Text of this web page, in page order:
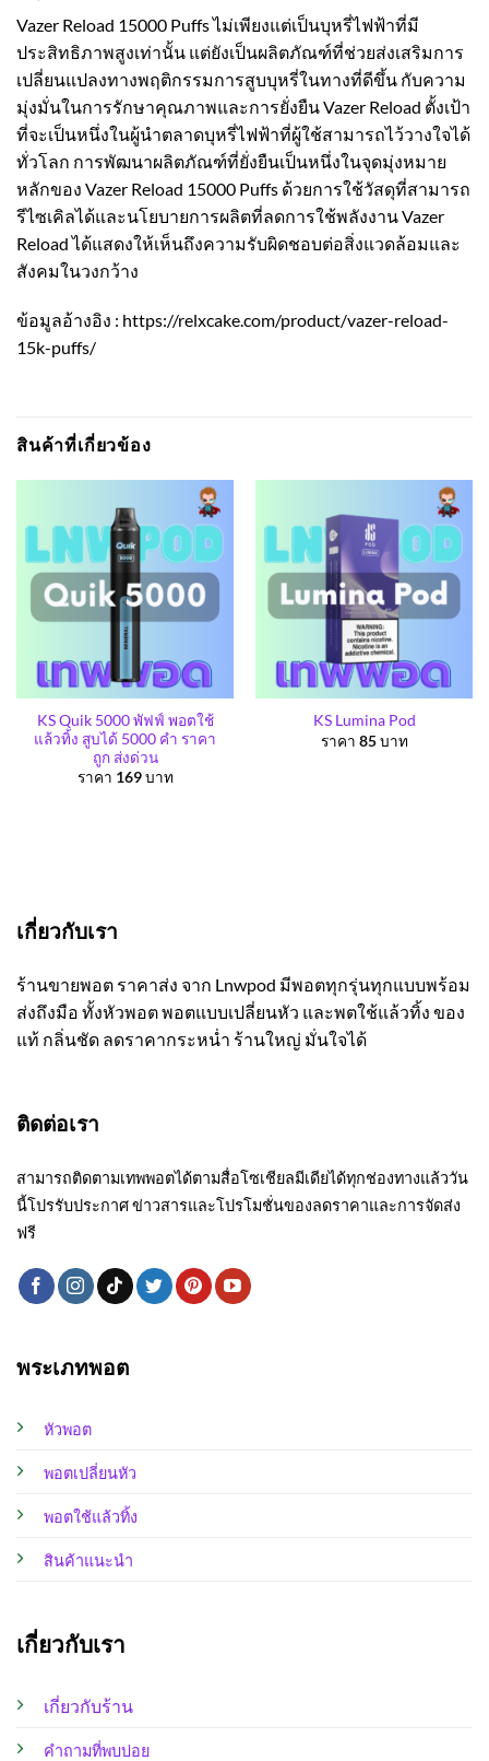
Vazer Reload 15000 Puffs ไม่เพียงแต่เป็นบุหรี่ไฟฟ้าที่มี
ประสิทธิภาพสูงเท่านั้น แต่ยังเป็นผลิตภัณฑ์ที่ช่วยส่งเสริมการ
เปลี่ยนแปลงทางพฤติกรรมการสูบบุหรี่ในทางที่ดีขึ้น กับความ
มุ่งมั่นในการรักษาคุณภาพและการยั่งยืน Vazer Reload ตั้งเป้า
ที่จะเป็นหนึ่งในผู้นำตลาดบุหรี่ไฟฟ้าที่ผู้ใช้สามารถไว้วางใจได้
ทั่วโลก การพัฒนาผลิตภัณฑ์ที่ยั่งยืนเป็นหนึ่งในจุดมุ่งหมาย
หลักของ Vazer Reload 15000 Puffs ด้วยการใช้วัสดุที่สามารถ
รีไซเคิลได้และนโยบายการผลิตที่ลดการใช้พลังงาน Vazer
Reload ได้แสดงให้เห็นถึงความรับผิดชอบต่อสิ่งแวดล้อมและ
สังคมในวงกว้าง
ข้อมูลอ้างอิง : https://relxcake.com/product/vazer-reload-
15k-puffs/
สินค้าที่เกี่ยวข้อง
KS Quik 5000 พัฟฟ์ พอตใช้
แล้วทิ้ง สูบได้ 5000 คำ ราคา
ถูก ส่งด่วน
ราคา 169บาท
KS Lumina Pod
ราคา 85บาท
เกี่ยวกับเรา
ร้านขายพอต ราคาส่ง จาก Lnwpod มีพอตทุกรุ่นทุกแบบพร้อม
ส่งถึงมือ ทั้งหัวพอต พอตแบบเปลี่ยนหัว และพตใช้แล้วทิ้ง ของ
แท้ กลิ่นชัด ลดราคากระหน่ำ ร้านใหญ่ มั่นใจได้
พระเภทพอต
หัวพอต
พอตเปลี่ยนหัว
พอตใช้แล้วทิ้ง
สินค้าแนะนำ
เกี่ยวกับเรา
เกี่ยวกับร้าน
คำถามที่พบบ่อย
ติดต่อเรา
สามารถติดตามเทพพอตได้ตามสื่อโซเชียลมีเดียได้ทุกช่องทางแล้ววัน
นี้โปรรับประกาศ ข่าวสารและโปรโมชั่นของลดราคาและการจัดส่ง
ฟรี